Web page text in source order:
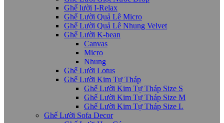
Ghế lười I-Relax
Ghế Lười Quả Lê Micro
Ghế Lười Quả Lê Nhung Velvet
Ghế Lười K-bean
Canvas
Micro
Nhung
Ghế Lười Lotus
Ghế Lười Kim Tự Tháp
Ghế Lười Kim Tự Tháp Size S
Ghế Lười Kim Tự Tháp Size M
Ghế Lười Kim Tự Tháp Size L
Ghế Lười Sofa Decor